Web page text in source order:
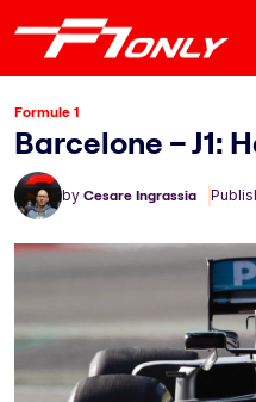
Formule 1
Barcelone – J1:
by Cesare Ingrassia